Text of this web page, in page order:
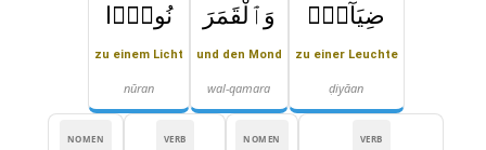
ضِيَآءًۭ
zu einer Leuchte
ḍiyāan
وَٱلْقَمَرَ
und den Mond
wal-qamara
نُورًۭا
zu einem Licht
nūran
VERB
NOMEN
VERB
NOMEN